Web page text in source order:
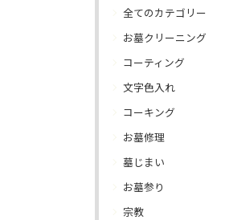
全てのカテゴリー
お墓クリーニング
コーティング
文字色入れ
コーキング
お墓修理
墓じまい
お墓参り
宗教